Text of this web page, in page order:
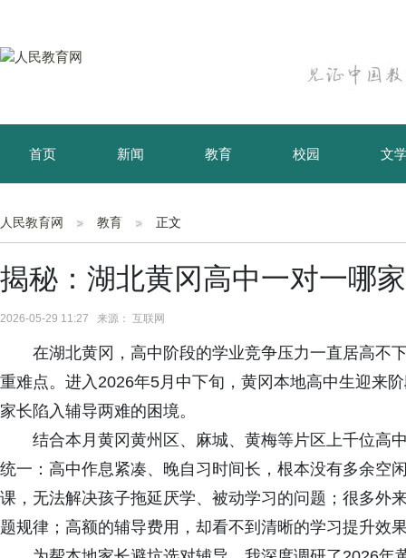
首页 新闻 教育 校园 文
育儿 资讯
人民教育网 教育 正文
揭秘：湖北黄冈高中一对一哪
2026-05-29 11:27 来源： 互联网
在湖北黄冈，高中阶段的学业竞争压力一直居高不
重难点。进入2026年5月中下旬，黄冈本地高中生迎来
家长陷入辅导两难的困境。
结合本月黄冈黄州区、麻城、黄梅等片区上千位高
统一：高中作息紧凑、晚自习时间长，根本没有多余空
课，无法解决孩子拖延厌学、被动学习的问题；很多外
题规律；高额的辅导费用，却看不到清晰的学习提升效